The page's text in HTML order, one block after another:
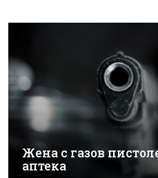
Жена с газов
аптека